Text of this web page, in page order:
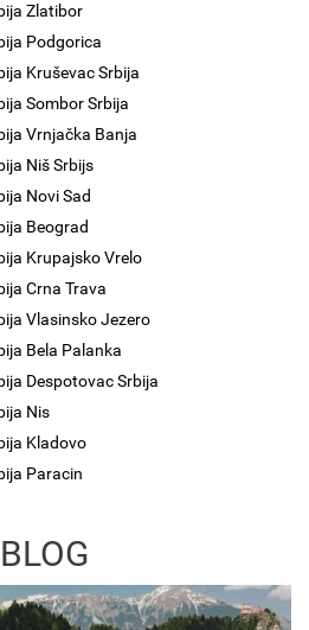
Zlatibor
Podgorica
Kruševac Srbija
Sombor Srbija
Vrnjačka Banja
Niš Srbijs
Novi Sad
Beograd
Krupajsko Vrelo
Crna Trava
Vlasinsko Jezero
Bela Palanka
Despotovac Srbija
Nis
Kladovo
Paracin
BLOG